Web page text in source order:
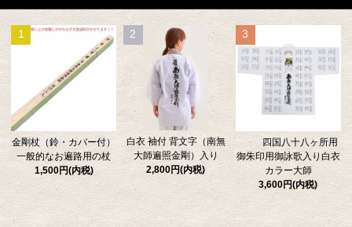
1
金剛杖（鈴・カバー付）
一般的なお遍路用の杖
1,500円(内税)
2
白衣 袖付 背文字（南無
大師遍照金剛）入り
2,800円(内税)
3
四国八十八ヶ所用
御朱印用御詠歌入り白衣
カラー大師
3,600円(内税)